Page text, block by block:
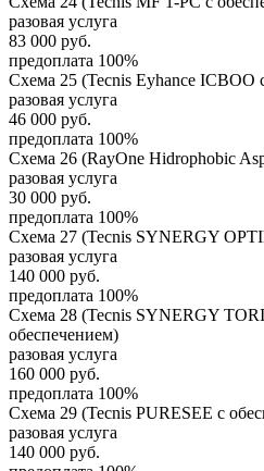
разовая услуга
83 000 руб.
предоплата 100%
Схема 25 (Tecnis Eyhance ICBOO
разовая услуга
46 000 руб.
предоплата 100%
Схема 26 (RayOne Hidrophobic
разовая услуга
30 000 руб.
предоплата 100%
Схема 27 (Tecnis SYNERGY
разовая услуга
140 000 руб.
предоплата 100%
Схема 28 (Tecnis SYNERGY
обеспечением)
разовая услуга
160 000 руб.
предоплата 100%
Схема 29 (Tecnis PURESEE с
разовая услуга
140 000 руб.